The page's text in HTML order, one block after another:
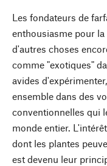
Les fondateurs de
enthousiasme pour
d'autres choses
comme "exotiques"
avides
ensemble dans des
conventionnelles qui
monde entier.
dont les plantes
est devenu leur